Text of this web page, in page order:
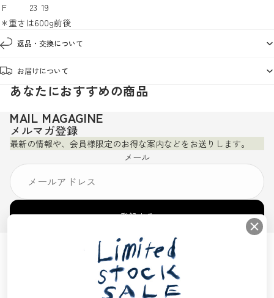
F
23 19
＊重さは600g前後
返品・交換について
お届けについて
あなたにおすすめの商品
MAIL MAGAGINE
メルマガ登録
最新の情報や、会員様限定のお得な案内などをお送りします。
メール
登録する
プライバシーポリシー